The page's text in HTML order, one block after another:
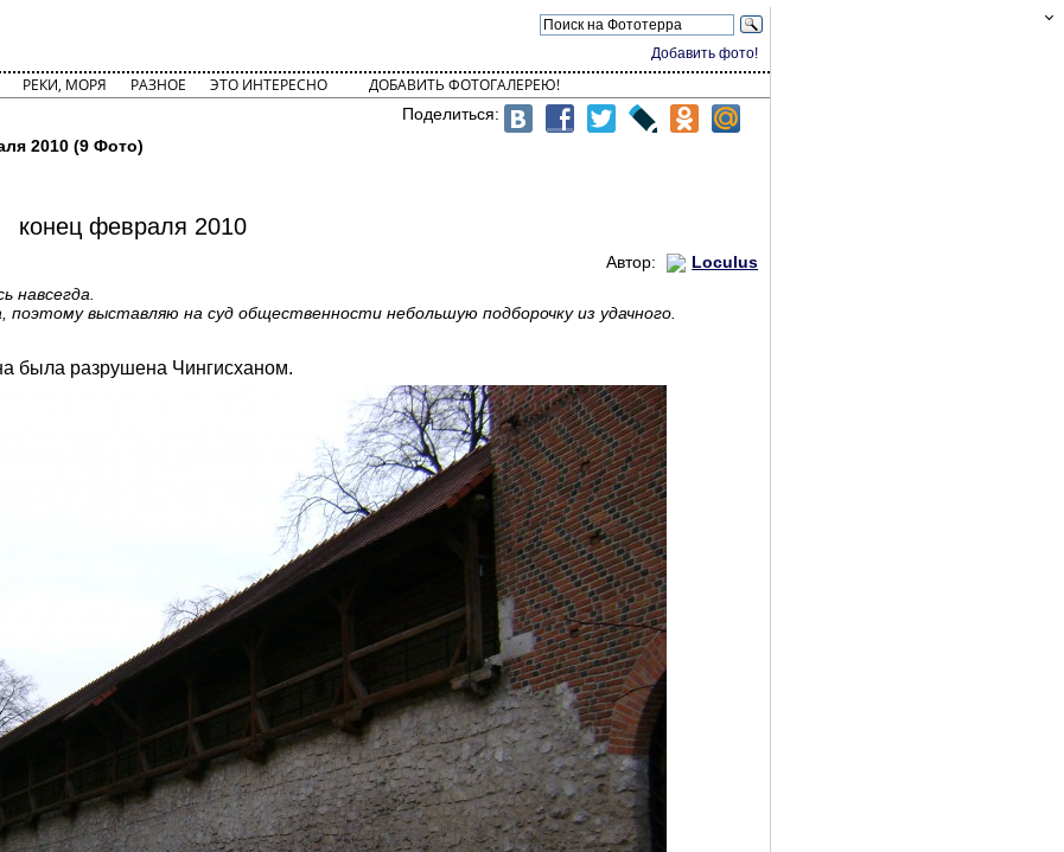
Добавить фото!
РЕКИ, МОРЯ РАЗНОЕ ЭТО ИНТЕРЕСНО ДОБАВИТЬ ФОТОГАЛЕРЕЮ!
Поделиться:
2010 (9 Фото)
конец февраля 2010
Автор:
Loculus
навсегда.
выставляю на суд общественности небольшую подборочку из удачного.
была разрушена Чингисханом.